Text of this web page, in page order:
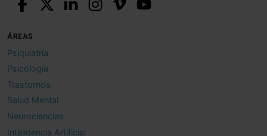
ÁREAS
Psiquiatría
Psicología
Trastornos
Salud Mental
Neurociencias
Inteligencia Artificial